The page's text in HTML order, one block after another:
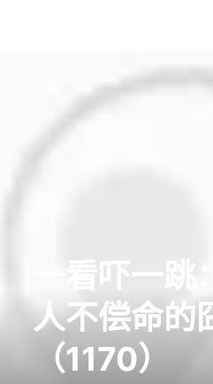
一看吓一跳
人不偿命的
（1170）